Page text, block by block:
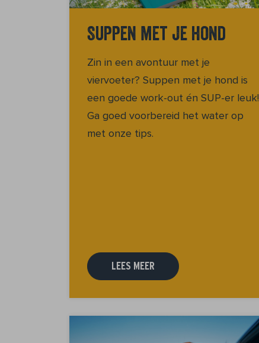
Suppen met je hond
Zin in een avontuur met je
viervoeter? Suppen met je hond is
een goede work-out én SUP-er leuk!
Ga goed voorbereid het water op
met onze tips.
LEES MEER